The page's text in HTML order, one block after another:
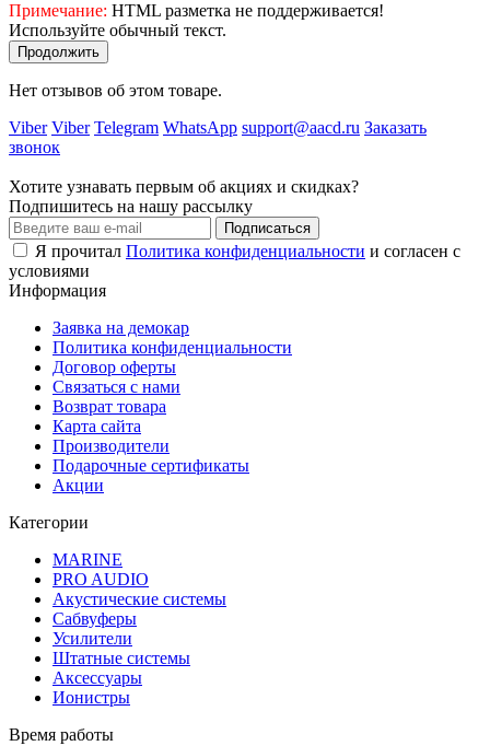
Примечание: HTML разметка не поддерживается!
Используйте обычный текст.
Продолжить
Нет отзывов об этом товаре.
Viber Viber Telegram WhatsApp support@aacd.ru Заказать
звонок
Хотите узнавать первым об акциях и скидках?
Подпишитесь на нашу рассылку
Подписаться
Я прочитал Политика конфиденциальности и согласен с
условиями
Информация
Заявка на демокар
Политика конфиденциальности
Договор оферты
Связаться с нами
Возврат товара
Карта сайта
Производители
Подарочные сертификаты
Акции
Категории
MARINE
PRO AUDIO
Акустические системы
Сабвуферы
Усилители
Штатные системы
Аксессуары
Ионистры
Время работы